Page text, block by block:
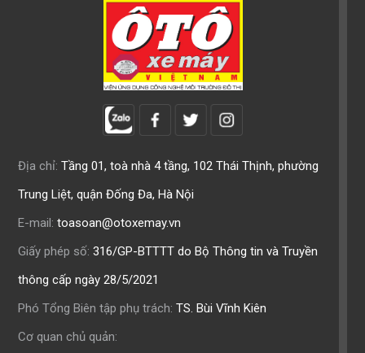
Địa chỉ: Tầng 01, toà nhà 4 tầng, 102 Thái Thịnh, phường
Trung Liệt, quận Đống Đa, Hà Nội
E-mail: toasoan@otoxemay.vn
Giấy phép số: 316/GP-BTTTT do Bộ Thông tin và Truyền
thông cấp ngày 28/5/2021
Phó Tổng Biên tập phụ trách: TS. Bùi Vĩnh Kiên
Cơ quan chủ quản: